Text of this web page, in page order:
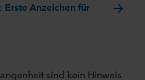
Erste Anzeichen für
arrow_forward
sind kein Hinweis